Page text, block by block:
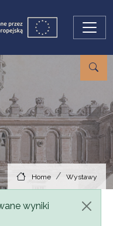
Home Wystawy
wyniki